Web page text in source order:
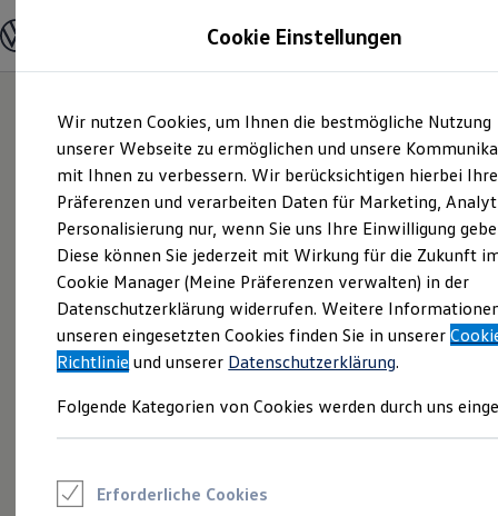
Hauptinhalt
springen
Footer
springen
Modelle und Konfigurator
Modelle vergleichen
Elektroautos
ENERGY Sondermodelle
Nutzfahrzeuge
SUV und CUV
Familienautos
Kombis
Kompaktwagen
Sportwagen
Schnell verfügbare Fahrzeuge
Angebote und Produkte
Aktuelle Angebote
E-Auto-Förderung
Volkswagen Marktplatz
Junge Gebrauchtwagen und Gebrauchtwagen
Saisonangebote
Cookie Einstellungen
Wir nutzen Cookies, um Ihnen die bestmögliche Nutzung
unserer Webseite zu ermöglichen und unsere
mit Ihnen zu verbessern. Wir berücksichtigen hierbei Ihre
Präferenzen und verarbeiten Daten für Marketing,
Personalisierung nur, wenn Sie uns Ihre Einwilligung
Diese können Sie jederzeit mit Wirkung für die Zukunft
Cookie Manager (Meine Präferenzen verwalten) in der
Datenschutzerklärung widerrufen. Weitere
unseren eingesetzten Cookies finden Sie in unserer
Richtlinie und unserer Datenschutzerklärung.
Folgende Kategorien von Cookies werden durch uns
Erforderliche Cookies